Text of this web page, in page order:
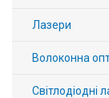
Лазери
Волоконна
Світлодіодні